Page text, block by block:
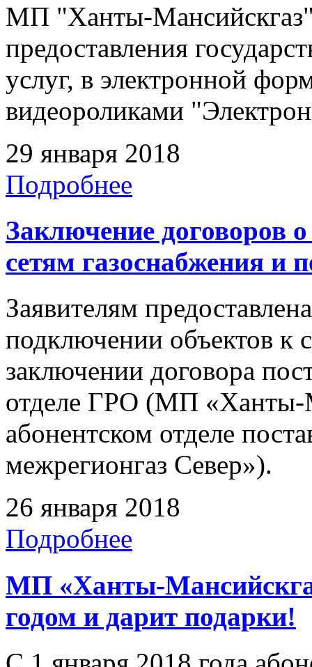
МП "Ханты-Мансийскгаз"
предоставления
услуг, в электронной
видеороликами
29 января 2018
Подробнее
Заключение договоров
сетям газоснабжения и
Заявителям
подключении объектов к
заключении договора
отделе ГРО (МП «Ханты-
абонентском отделе
межрегионгаз Север»).
26 января 2018
Подробнее
МП «Ханты-
годом и дарит подарки!